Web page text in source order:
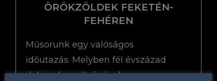
ÖRÖKZÖLDEK FEKETÉN-
FEHÉREN
Műsorunk egy valóságos
időutazás. Melyben fél évszázad
dalainak segítségével